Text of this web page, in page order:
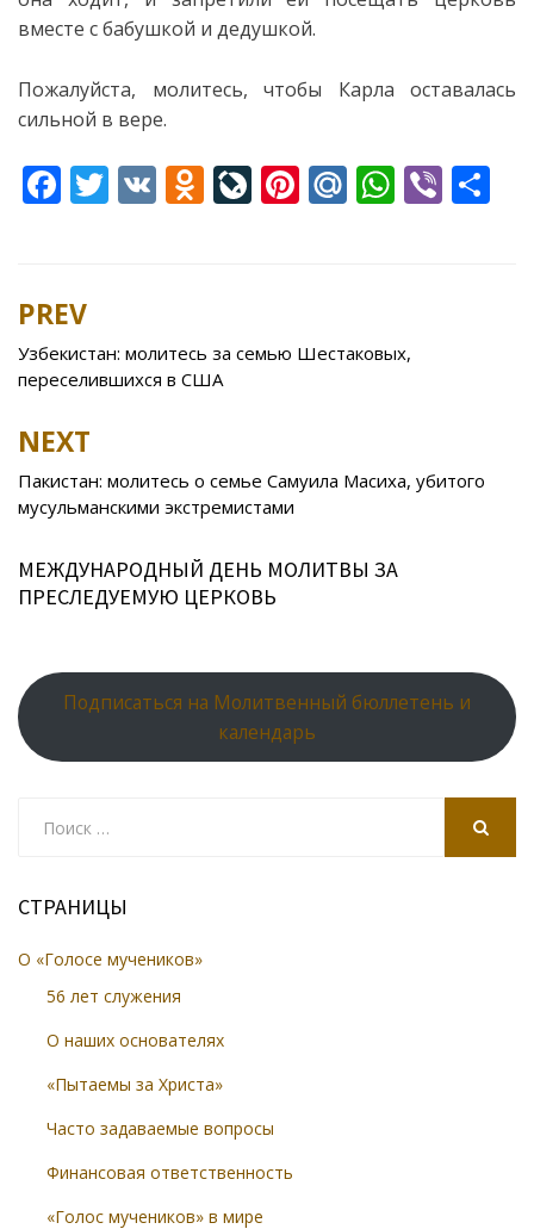
вместе с бабушкой и дедушкой.
Пожалуйста, молитесь, чтобы Карла оставалась
сильной в вере.
F
b
o
o
T V O
kl
as
ki
Li
u
r
Pi
st
M
u
W
A
p
Vi
Post
navigation
PREV
Узбекистан: молитесь за семью Шестаковых,
переселившихся в США
NEXT
Пакистан: молитесь о семье Самуила Масиха, убитого
мусульманскими экстремистами
МЕЖДУНАРОДНЫЙ ДЕНЬ МОЛИТВЫ ЗА
ПРЕСЛЕДУЕМУЮ ЦЕРКОВЬ
Подписаться на Молитвенный бюллетень и
календарь
СТРАНИЦЫ
О «Голосе мучеников»
56 лет служения
О наших основателях
«Пытаемы за Христа»
Часто задаваемые вопросы
Финансовая ответственность
«Голос мучеников» в мире